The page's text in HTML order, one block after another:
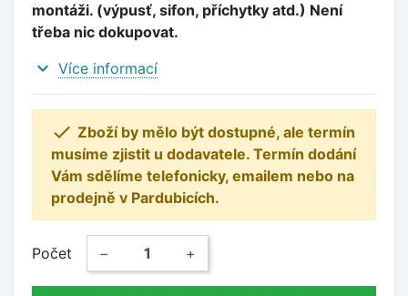
montáži. (výpusť, sifon, příchytky atd.) Není
třeba nic dokupovat.
expand_more Více informací
 Zboží by mělo být dostupné, ale termín
musíme zjistit u dodavatele. Termín dodání
Vám sdělíme telefonicky, emailem nebo na
prodejně v Pardubicích.
Počet − +